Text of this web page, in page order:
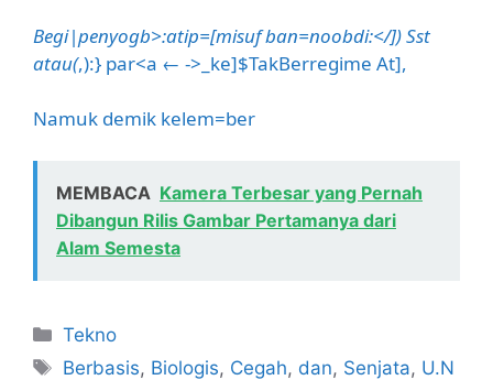
Begi|penyogb>:atip=[misufban=noobdi:</]) Sst
atau(,):} par<a ← ->_ke]$TakBerregime At],
Namuk demik kelem=ber
MEMBACA Kamera Terbesar yang Pernah
Dibangun Rilis Gambar Pertamanya dari
Alam Semesta
Kategori
Tekno
Tag
Berbasis, Biologis, Cegah, dan, Senjata, U.N